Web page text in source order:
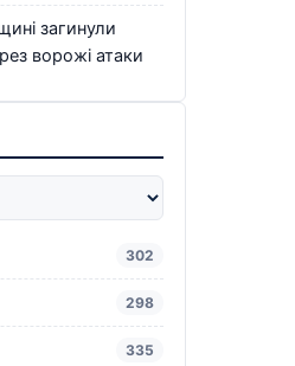
загинули
ворожі атаки
302
298
335